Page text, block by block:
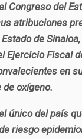
Congreso del
atribuciones
de
Ejercicio Fiscal
en
oxígeno.
único del país
riesgo